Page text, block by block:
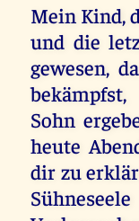
Mein Kind,
und die
gewesen,
Sohn
heute
dir zu